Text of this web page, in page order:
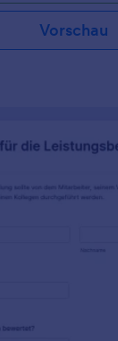
Vorschau